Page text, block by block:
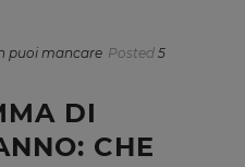
puoi mancare Posted 5
DI
CHE